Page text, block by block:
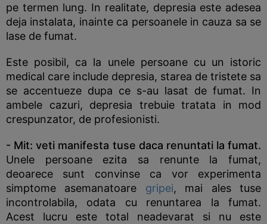
pe termen lung. In realitate, depresia este adesea
deja instalata, inainte ca persoanele in cauza sa se
lase de fumat.
Este posibil, ca la unele persoane cu un istoric
medical care include depresia, starea de tristete sa
se accentueze dupa ce s-au lasat de fumat. In
ambele cazuri, depresia trebuie tratata in mod
crespunzator, de profesionisti.
- Mit: veti manifesta tuse daca renuntati la fumat.
Unele persoane ezita sa renunte la fumat,
deoarece sunt convinse ca vor experimenta
simptome asemanatoare gripei, mai ales tuse
incontrolabila, odata cu renuntarea la fumat.
Acest lucru este total neadevarat si nu este